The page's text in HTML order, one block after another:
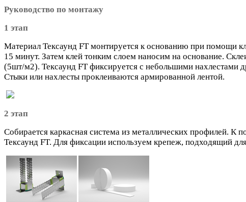
Руководство по монтажу
1 этап
Материал Тексаунд FT монтируется к основанию при помощи
15 минут. Затем клей тонким слоем наносим на основание.
(5шт/м2). Тексаунд FT фиксируется с небольшими нахлестами
Стыки или нахлесты проклеиваются армированной лентой.
2 этап
Собирается каркасная система из металлических профилей.
Тексаунд FT. Для фиксации используем крепеж, подходящий